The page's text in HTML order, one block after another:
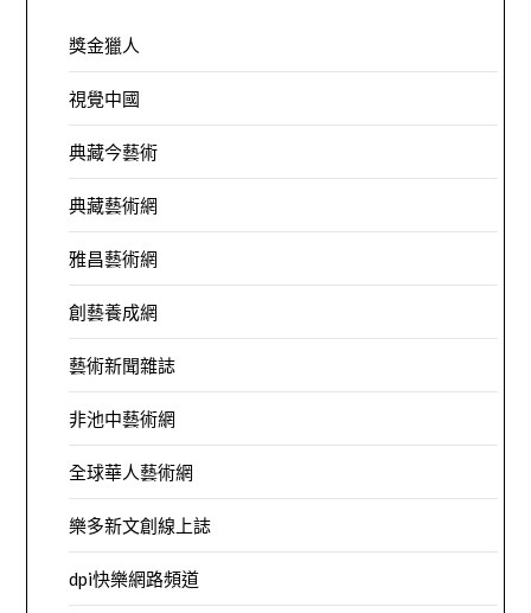
獎金獵人
視覺中國
典藏今藝術
典藏藝術網
雅昌藝術網
創藝養成網
藝術新聞雜誌
非池中藝術網
全球華人藝術網
樂多新文創線上誌
dpi快樂網路頻道